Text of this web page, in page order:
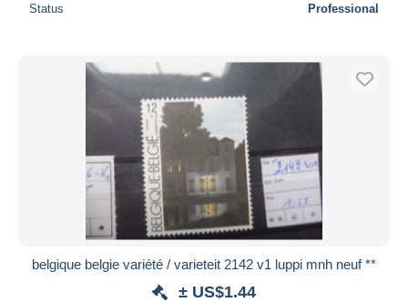
Status Professional
belgique belgie variété / varieteit 2142 v1 luppi mnh neuf **
± US$1.44